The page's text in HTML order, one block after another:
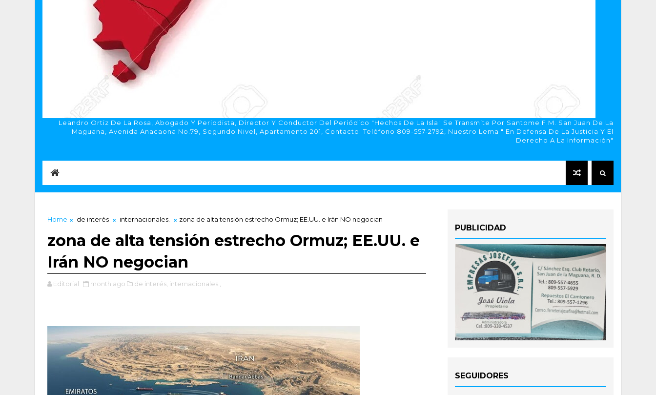
Leandro Ortiz De La Rosa, Abogado Y Periodista, Director Y Conductor Del Periódico "Hechos De La Isla" Se Transmite Por Santome F.M. San Juan De La
Maguana, Avenida Anacaona No.79, Segundo Nivel, Apartamento 201, Contacto: Teléfono 809-557-2792, Nuestro Lema " En Defensa De La Justicia Y El
Derecho A La Información"
Home de interés internacionales. zona de alta tensión estrecho Ormuz; EE.UU. e Irán NO negocian
zona de alta tensión estrecho Ormuz; EE.UU. e
Irán NO negocian
Editorial month ago de interés, internacionales.,
PUBLICIDAD
SEGUIDORES